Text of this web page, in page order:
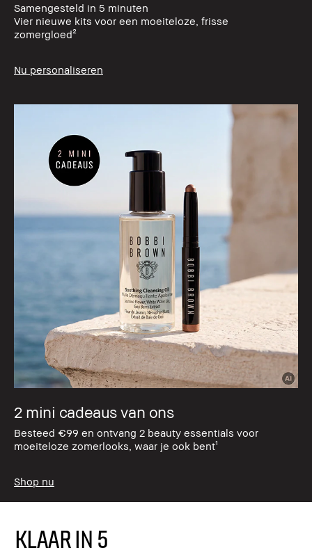
Samengesteld in 5 minuten
Vier nieuwe kits voor een moeiteloze, frisse
zomergloed²
Nu personaliseren
2 mini cadeaus van ons
Besteed €99 en ontvang 2 beauty essentials voor
moeiteloze zomerlooks, waar je ook bent¹
Shop nu
KLAAR IN 5